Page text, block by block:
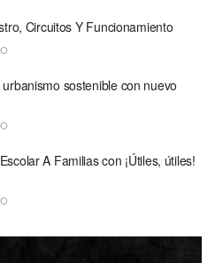
Circuitos Y Funcionamiento
sostenible con nuevo
A Familias con ¡Útiles, útiles!